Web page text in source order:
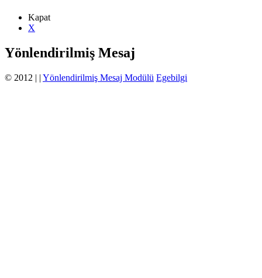
Kapat
X
Yönlendirilmiş Mesaj
© 2012 | | Yönlendirilmiş Mesaj Modülü Egebilgi